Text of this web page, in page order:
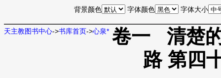
背景颜色 字体颜色 字体大小
天主教图书中心->书库首页->心泉* 卷一 清楚
路 第四